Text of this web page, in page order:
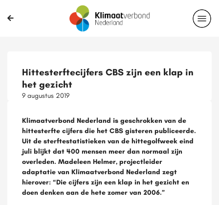
Hittesterftecijfers CBS zijn een klap in
het gezicht
9 augustus 2019
Klimaatverbond Nederland is geschrokken van de
hittesterfte cijfers die het CBS gisteren publiceerde.
Uit de sterftestatistieken van de hittegolfweek eind
juli blijkt dat 400 mensen meer dan normaal zijn
overleden. Madeleen Helmer, projectleider
adaptatie van Klimaatverbond Nederland zegt
hierover: “Die cijfers zijn een klap in het gezicht en
doen denken aan de hete zomer van 2006.”